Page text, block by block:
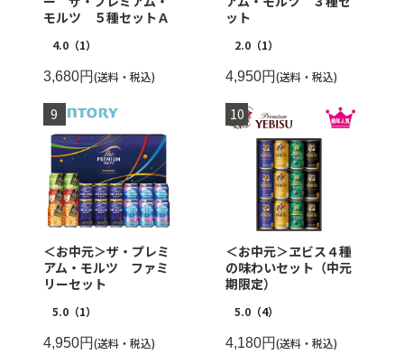
モルツ ５種セットＡ
4.0（1）
3,680円(送料・税込)
ット
2.0 （1）
4,950円(送料・税込)
＜お中元＞ザ・プレミ
アム・モルツ ファミ
リーセット
5.0（1）
4,950円(送料・税込)
＜お中元＞ヱビス４種
の味わいセット（中元
期限定）
5.0 （4）
4,180円(送料・税込)